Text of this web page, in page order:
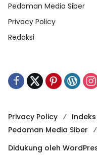
Pedoman Media Siber
Privacy Policy
Redaksi
Privacy Policy
Pedoman Media Siber
Didukung oleh